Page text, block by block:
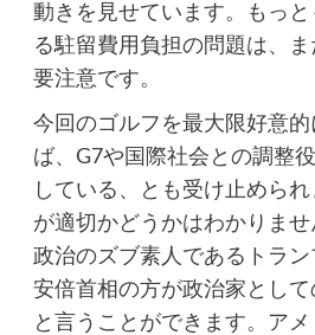
動きを見せています。もっ
る駐留費用負担の問題は、
要注意です。
今回のゴルフを最大限好意的
ば、G7や国際社会との調整
している、とも受け止めら
が適切かどうかはわかりま
政治のズブ素人であるトラン
安倍首相の方が政治家とし
と言うことができます。ア